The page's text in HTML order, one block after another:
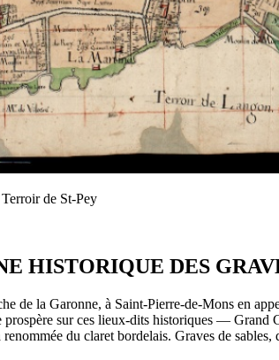
de St-Pey
HISTORIQUE DES
de la Garonne, à Saint-Pierre-de-Mons en
sur ces lieux-dits historiques — Grand
du claret bordelais. Graves de